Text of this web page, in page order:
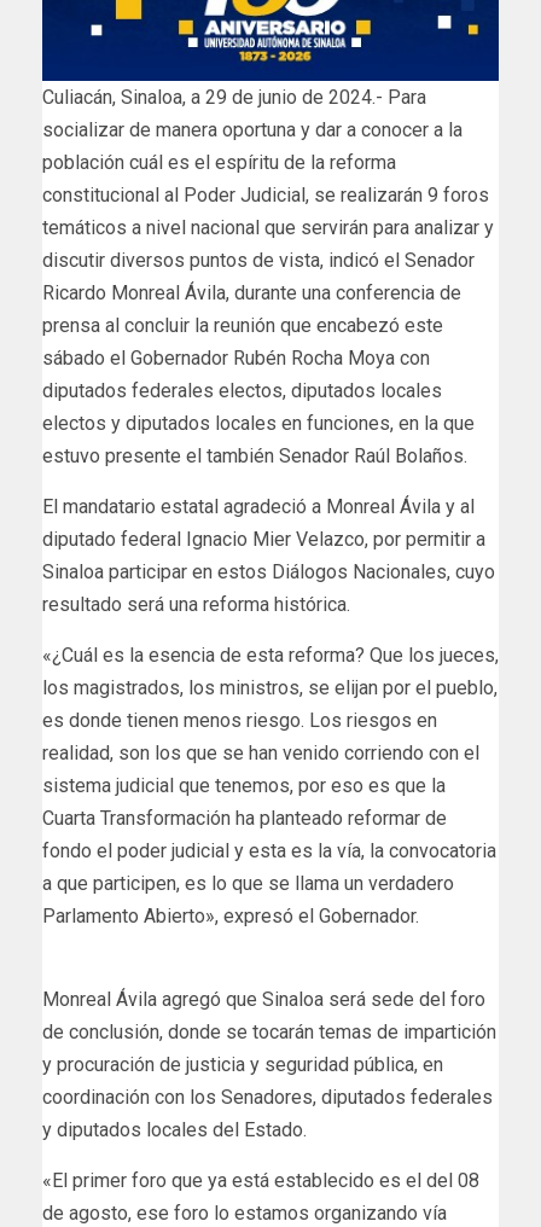
Culiacán, Sinaloa, a 29 de junio de 2024.- Para
socializar de manera oportuna y dar a conocer a la
población cuál es el espíritu de la reforma
constitucional al Poder Judicial, se realizarán 9 foros
temáticos a nivel nacional que servirán para analizar y
discutir diversos puntos de vista, indicó el Senador
Ricardo Monreal Ávila, durante una conferencia de
prensa al concluir la reunión que encabezó este
sábado el Gobernador Rubén Rocha Moya con
diputados federales electos, diputados locales
electos y diputados locales en funciones, en la que
estuvo presente el también Senador Raúl Bolaños.
El mandatario estatal agradeció a Monreal Ávila y al
diputado federal Ignacio Mier Velazco, por permitir a
Sinaloa participar en estos Diálogos Nacionales, cuyo
resultado será una reforma histórica.
«¿Cuál es la esencia de esta reforma? Que los jueces,
los magistrados, los ministros, se elijan por el pueblo,
es donde tienen menos riesgo. Los riesgos en
realidad, son los que se han venido corriendo con el
sistema judicial que tenemos, por eso es que la
Cuarta Transformación ha planteado reformar de
fondo el poder judicial y esta es la vía, la convocatoria
a que participen, es lo que se llama un verdadero
Parlamento Abierto», expresó el Gobernador.
Monreal Ávila agregó que Sinaloa será sede del foro
de conclusión, donde se tocarán temas de impartición
y procuración de justicia y seguridad pública, en
coordinación con los Senadores, diputados federales
y diputados locales del Estado.
«El primer foro que ya está establecido es el del 08
de agosto, ese foro lo estamos organizando vía